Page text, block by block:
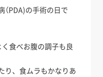
PDA)の手術の日で
食べお腹の調子も良
り、食ムラもかなりあ